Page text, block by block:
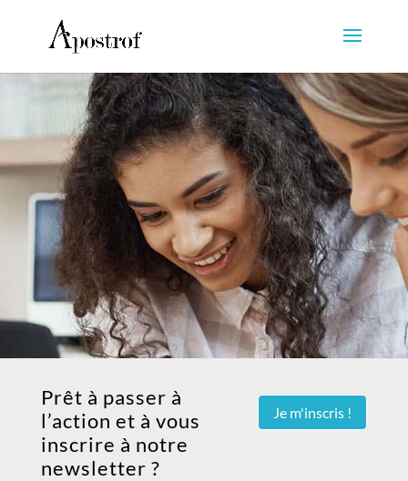
Prêt à passer à
l’action et à vous
inscrire à notre
newsletter ?
Je m'inscris !